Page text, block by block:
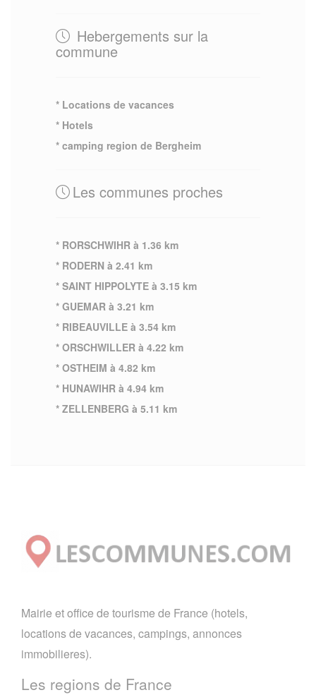
Hebergements sur la
commune
* Locations de vacances
* Hotels
* camping region de Bergheim
Les communes proches
* RORSCHWIHR à 1.36 km
* RODERN à 2.41 km
* SAINT HIPPOLYTE à 3.15 km
* GUEMAR à 3.21 km
* RIBEAUVILLE à 3.54 km
* ORSCHWILLER à 4.22 km
* OSTHEIM à 4.82 km
* HUNAWIHR à 4.94 km
* ZELLENBERG à 5.11 km
Mairie et office de tourisme de France (hotels,
locations de vacances, campings, annonces
immobilieres).
Les regions de France